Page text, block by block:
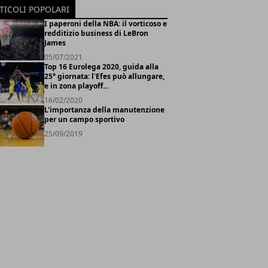
POPOLARI
I paperoni della NBA: il vorticoso e
redditizio business di LeBron
James
05/07/2021
Top 16 Eurolega 2020, guida alla
25° giornata: l'Efes può allungare,
e in zona playoff...
16/02/2020
L'importanza della manutenzione
per un campo sportivo
25/09/2019